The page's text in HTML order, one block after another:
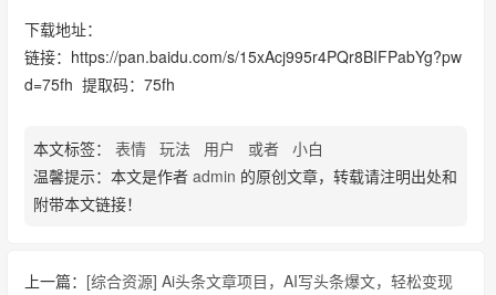
下载地址：
链接：https://pan.baidu.com/s/15xAcj995r4PQr8BIFPabYg?pw
d=75fh 提取码：75fh
本文标签： 表情 玩法 用户 或者 小白
温馨提示：本文是作者 admin 的原创文章，转载请注明出处和
附带本文链接！
上一篇： [综合资源] Ai头条文章项目，AI写头条爆文，轻松变现